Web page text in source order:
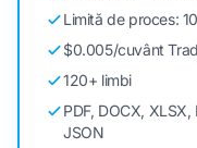
Limită de proces:
$0.005/cuvânt
120+ limbi
PDF, DOCX,
JSON